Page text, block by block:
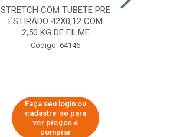
STRETCH COM TUBETE PRE
ESTIRADO 42X0,12 COM
2,50 KG DE FILME
Código: 64146
Faça seu login ou
cadastre-se para
ver preços e
comprar